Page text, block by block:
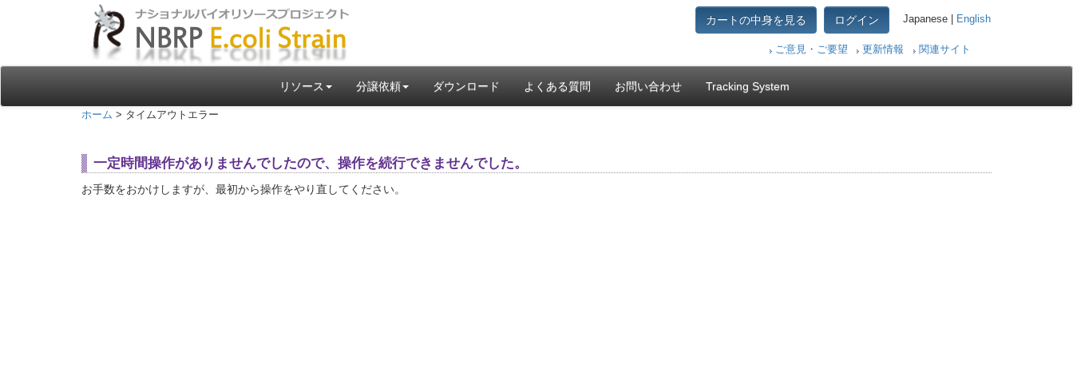
カートの中身を見る ログイン Japanese | English
ご意見・ご要望 更新情報 関連サイト
リソース 分譲依頼 ダウンロード よくある質問 お問い合わせ Tracking System
ホーム > タイムアウトエラー
一定時間操作がありませんでしたので、操作を続行できませんでした。
お手数をおかけしますが、最初から操作をやり直してください。